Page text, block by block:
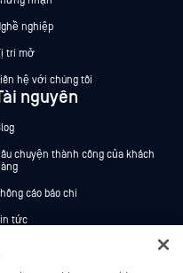
nghiệp
trí mở
hệ với chúng tôi
nguyên
chuyện thành công của khách
cáo báo chí
tức
kiện